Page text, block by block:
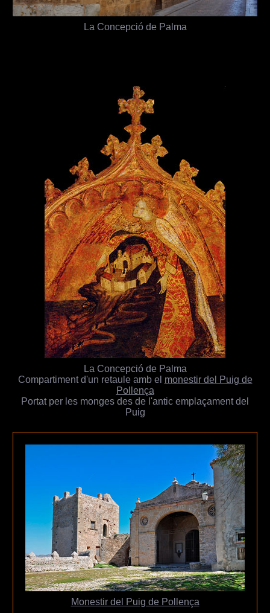
La Concepció de Palma
La Concepció de Palma
Compartiment d'un retaule amb el monestir del Puig de
Pollença
Portat per les monges des de l'antic emplaçament del
Puig
Monestir del Puig de Pollença